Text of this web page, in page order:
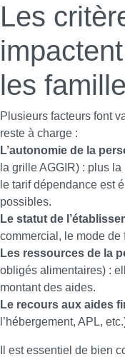
Les
les
Plusieurs facteurs font
reste à charge :
L’autonomie de la
la grille AGGIR) : plus
le tarif dépendance est
possibles.
Le statut de
commercial, le mode de
Les ressources de la
obligés alimentaires) :
montant des aides.
Le recours aux aides
l’hébergement, APL,
Il est essentiel de bien